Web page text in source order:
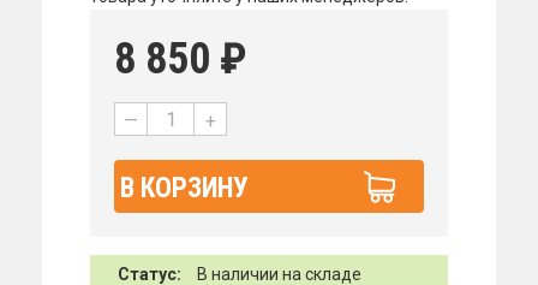
8 850 ₽
— +
В КОРЗИНУ
Статус: В наличии на складе